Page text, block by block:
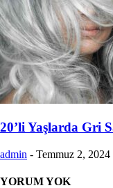
20’li Yaşlarda Gri
admin - Temmuz 2, 2024
YORUM YOK